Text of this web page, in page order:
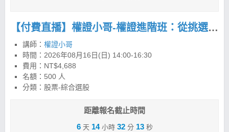
【付費直播】權證小哥-權證進階班：從挑選到實戰，建立權證交易策略與風控框架
講師： 權證小哥
時間： 2026年08月16日(日) 14:00-16:30
費用：NT$4,688
名額：500 人
分類：股票-綜合選股
距離報名截止時間
6天 14小時 32分 12秒